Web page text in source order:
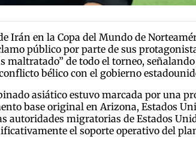
Irán en la Copa del Mundo de
público por parte de sus
maltratado” de todo el torneo,
bélico con el gobierno
asiático estuvo marcada por una
base original en Arizona, Estados
autoridades migratorias de Estados
el soporte operativo del